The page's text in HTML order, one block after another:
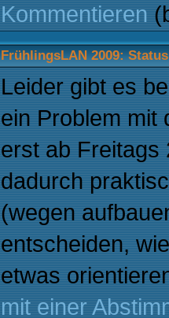
Kommentieren
FrühlingsLAN 2009:
Leider gibt es
ein Problem mit
erst ab Freitags
dadurch
(wegen
entscheiden,
etwas
mit einer